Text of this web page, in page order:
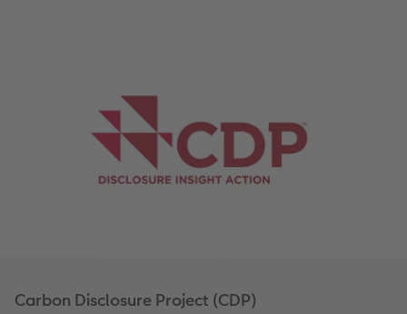
Carbon Disclosure Project (CDP)